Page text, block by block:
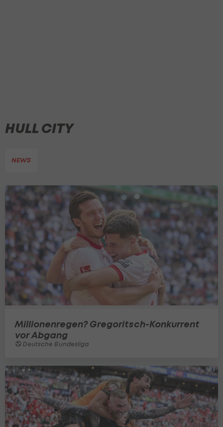
HULL CITY
NEWS
Millionenregen? Gregoritsch-Konkurrent
vor Abgang
Deutsche Bundesliga